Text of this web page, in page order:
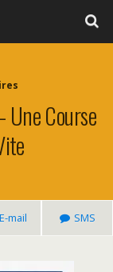
Une Course
E-mail SMS